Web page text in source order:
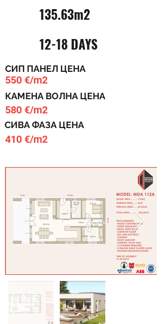
135.63m2
12-18 DAYS
СИП ПАНЕЛ ЦЕНА
550 €/m2
КАМЕНА ВОЛНА ЦЕНА
580 €/m2
СИВА ФАЗА ЦЕНА
410 €/m2